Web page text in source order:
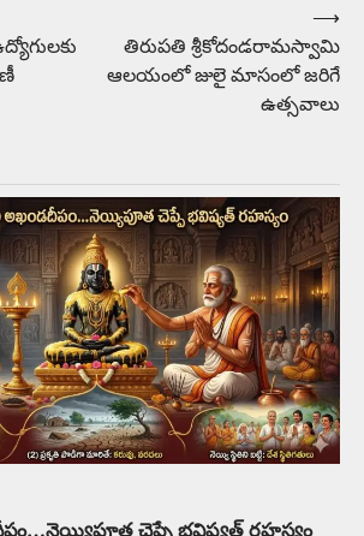
తిరుపతి శ్రీకోదండరామస్వామి
ఆలయంలో జులై మాసంలో జరిగే
ఉత్సవాలు
⟶
చెప్పే భవిష్యత్‌ రహస్యం